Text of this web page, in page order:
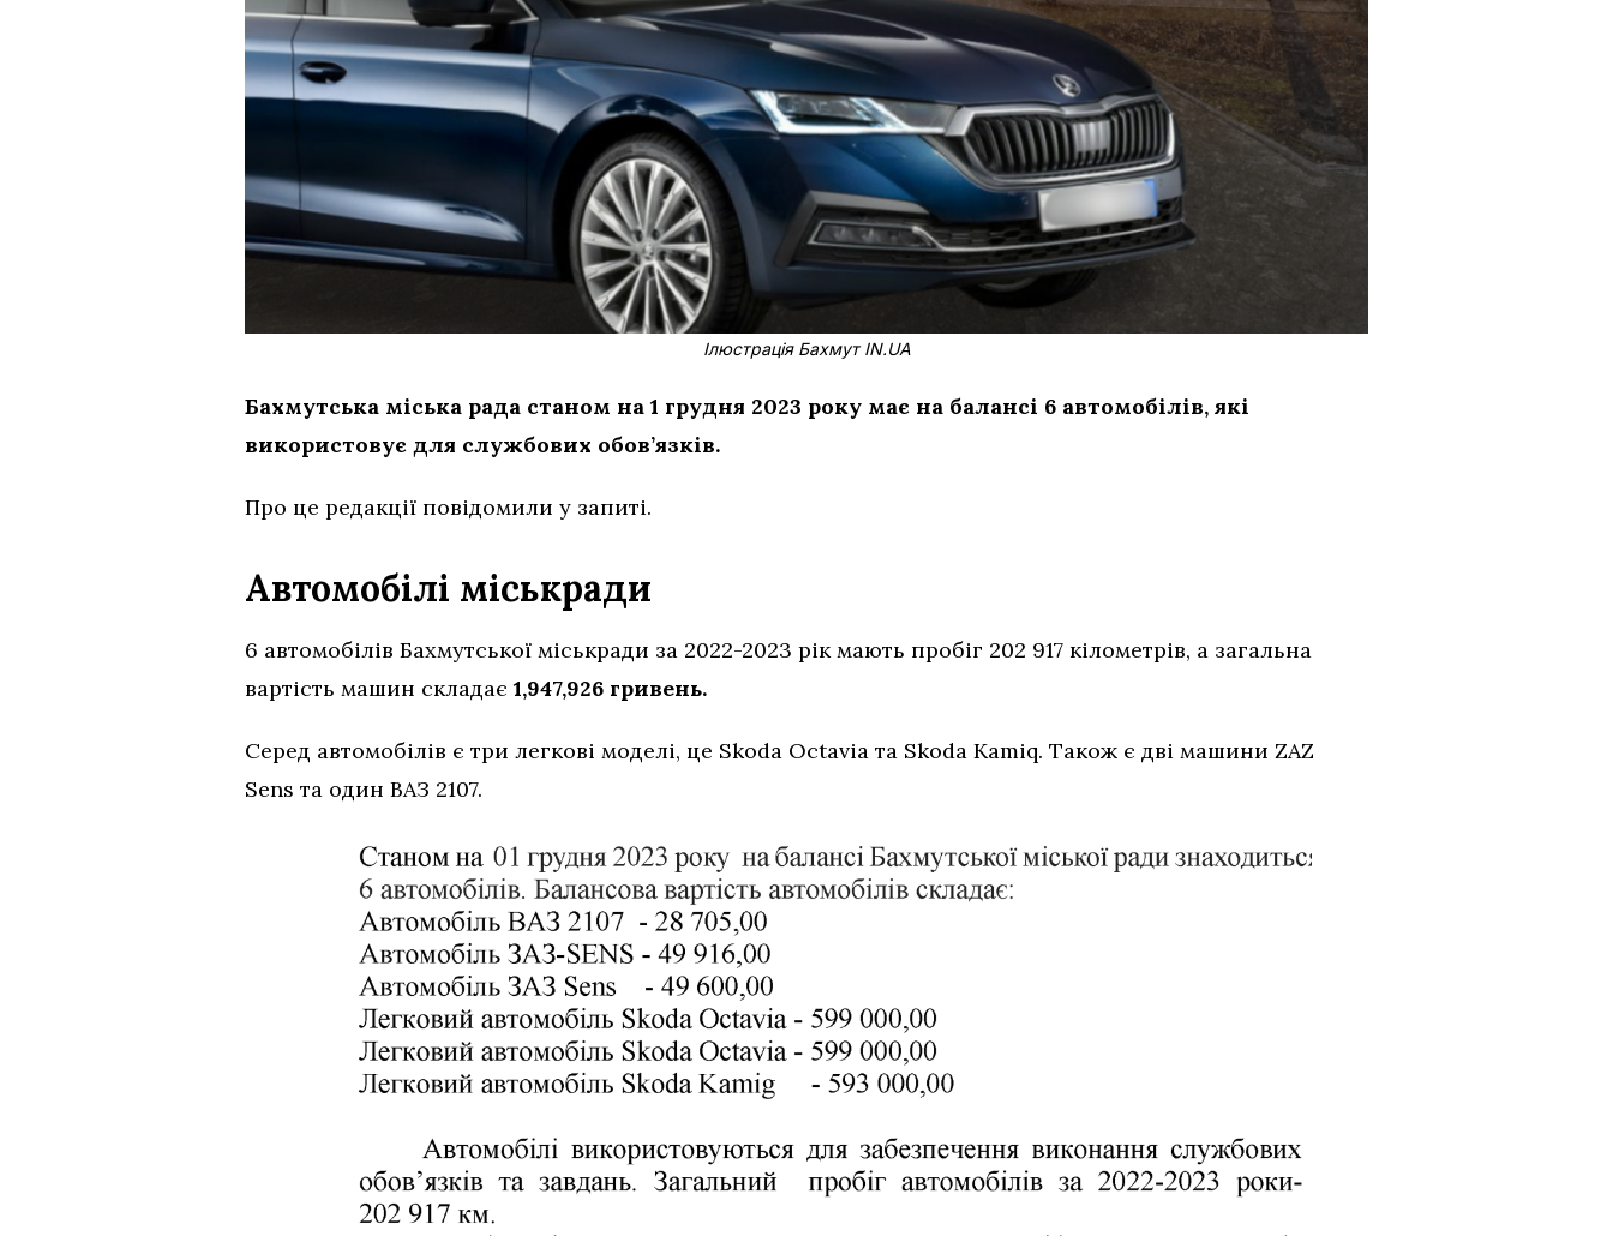
Ілюстрація Бахмут IN.UA
Бахмутська міська рада станом на 1 грудня 2023 року має на балансі 6 автомобілів, які
використовує для службових обов’язків.
Про це редакції повідомили у запиті.
Автомобілі міськради
6 автомобілів Бахмутської міськради за 2022-2023 рік мають пробіг 202 917 кілометрів, а загальна
вартість машин складає 1,947,926 гривень.
Серед автомобілів є три легкові моделі, це Skoda Octavia та Skoda Kamiq. Також є дві машини ZAZ
Sens та один ВАЗ 2107.